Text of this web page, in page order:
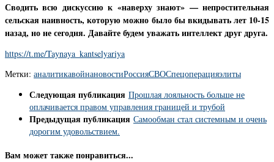
Сводить всю дискуссию к «наверху знают» — непростительная
сельская наивность, которую можно было бы вкидывать лет 10-15
назад, но не сегодня. Давайте будем уважать интеллект друг друга.
https://t.me/Taynaya_kantselyariya
Метки: аналитикавойнановостиРоссияСВОСпецоперацияэлиты
Следующая публикация Прошлая лояльность больше не
оплачивается правом управления границей и трубой
Предыдущая публикация Самообман стал системным и очень
дорогим удовольствием.
Вам может также понравиться...